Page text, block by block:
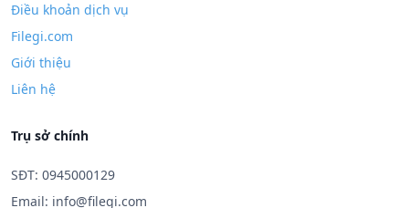
Điều khoản dịch vụ
Filegi.com
Giới thiệu
Liên hệ
Trụ sở chính
SĐT: 0945000129
Email: info@filegi.com